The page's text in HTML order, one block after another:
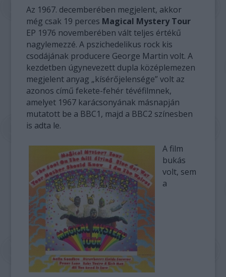
Az 1967. decemberében megjelent, akkor
még csak 19 perces Magical Mystery Tour
EP 1976 novemberében vált teljes értékű
nagylemezzé. A pszichedelikus rock kis
csodájának producere George Martin volt. A
kezdetben úgynevezett dupla középlemezen
megjelent anyag „kísérőjelensége” volt az
azonos című fekete-fehér tévéfilmnek,
amelyet 1967 karácsonyának másnapján
mutatott be a BBC1, majd a BBC2 színesben
is adta le.
A film
bukás
volt, sem
a